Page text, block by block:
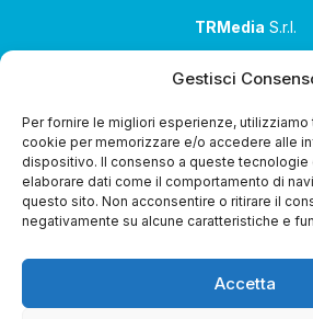
Gestisci
Per fornire le migliori esperienze,
cookie per memorizzare e/o accedere alle
dispositivo. Il consenso a queste tecnologie
elaborare dati come il comportamento di
questo sito. Non acconsentire o ritirare il
negativamente su alcune caratteristiche e
Accetta
TRMedia S.r.l.
coordinamento da parte di Coop
Sede legale: via Ragazzi del ’99 nr. 51
(RE)
P.Iva 00651840365
Home i Programmi Diretta